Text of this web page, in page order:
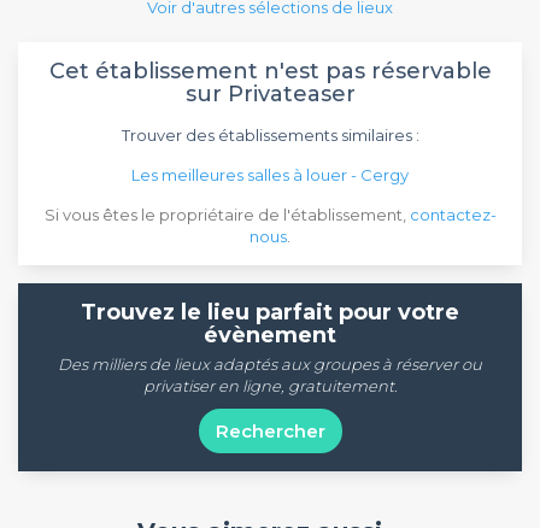
Voir d'autres sélections de lieux
Cet établissement n'est pas réservable
sur Privateaser
Trouver des établissements similaires :
Les meilleures salles à louer - Cergy
Si vous êtes le propriétaire de l'établissement, contactez-
nous
Trouvez le lieu parfait pour votre
évènement
Des milliers de lieux adaptés aux groupes à réserver ou
privatiser en ligne, gratuitement.
Rechercher